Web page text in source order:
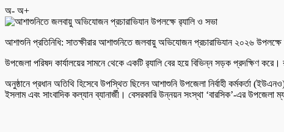
অ- অ+
আশাশুনি প্রতিনিধি: সাতক্ষীরার আশাশুনিতে জলবায়ু অভিযোজন প্রচারাভিযান ২০২৬
উপজেলা পরিষদ কার্যালয়ের সামনে থেকে একটি র‌্যালি বের হয়ে বিভিন্ন সড়ক প্রদক্ষিণ
অনুষ্ঠানে প্রধান অতিথি হিসেবে উপস্থিত ছিলেন আশাশুনি উপজেলা নির্বাহী কর্মকর্তা
ইসলাম এবং সাংবাদিক কল্যান ব্যানার্জী। বেসরকারি উন্নয়ন সংস্থা ‘বারসিক’-এর